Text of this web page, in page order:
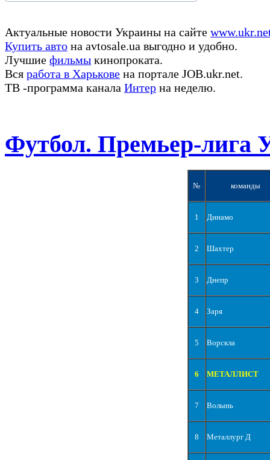
Актуальные новости Украины на сайте
Купить авто на avtosale.ua выгодно и удобно.
Лучшие фильмы кинопроката.
Вся работа в Харькове на портале JOB.ukr.net.
ТВ -программа канала Интер на неделю.
Футбол. Премьер-лига
№ команды
1 Динамо
2 Шахтер
3 Днепр
4 Заря
5 Ворскла
6 МЕТАЛЛИСТ
7 Волынь
8 Металлург Д